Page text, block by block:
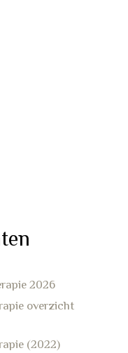
2026
overzicht
(2022)